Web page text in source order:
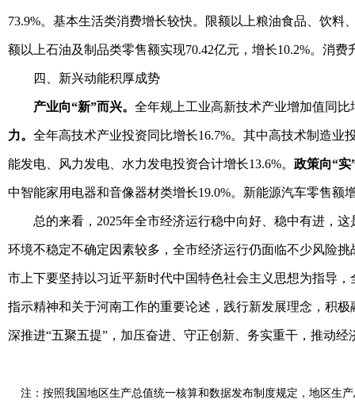
73.9%。基本生活类消费增长较快。限额以上粮油食品、饮
额以上石油及制品类零售额实现70.42亿元，增长10.2%。消
四、新兴动能积厚成势
产业向“新”而兴。 全年规上工业高新技术产业增加值同比
力。 全年高技术产业投资同比增长16.7%。其中高技术制造业
能发电、风力发电、水力发电投资合计增长13.6%。 政策向“实
中智能家用电器和音像器材类增长19.0%。新能源汽车零售额
总的来看，2025年全市经济运行稳中向好、稳中有进，
环境不稳定不确定因素较多，全市经济运行仍面临不少风险
市上下要坚持以习近平新时代中国特色社会主义思想为指导
指示精神和关于河南工作的重要论述，践行新发展理念，积
深推进“五聚五提”，加压奋进、守正创新、务实重干，推动
注： 按照我国地区生产总值统一核算和数据发布制度规定，地区生